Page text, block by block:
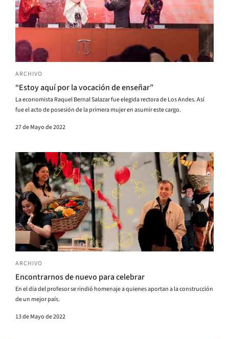
ARCHIVO
“Estoy aquí por la vocación de enseñar”
La economista Raquel Bernal Salazar fue elegida rectora de Los Andes. Así
fue el acto de posesión de la primera mujer en asumir este cargo.
27 de Mayo de 2022
ARCHIVO
Encontrarnos de nuevo para celebrar
En el día del profesor se rindió homenaje a quienes aportan a la construcción
de un mejor país.
13 de Mayo de 2022